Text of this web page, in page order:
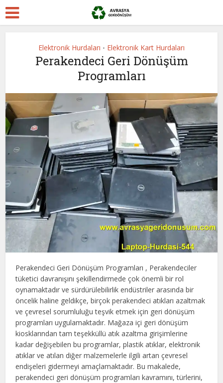
Elektronik Hurdaları • Elektronik Kart Hurdaları
Perakendeci Geri Dönüşüm
Programları
Perakendeci Geri Dönüşüm Programları , Perakendeciler
tüketici davranışını şekillendirmede çok önemli bir rol
oynamaktadır ve sürdürülebilirlik endüstriler arasında bir
öncelik haline geldikçe, birçok perakendeci atıkları azaltmak
ve çevresel sorumluluğu teşvik etmek için geri dönüşüm
programları uygulamaktadır. Mağaza içi geri dönüşüm
kiosklarından tam teşekküllü atık azaltma girişimlerine
kadar değişebilen bu programlar, plastik atıklar, elektronik
atıklar ve atılan diğer malzemelerle ilgili artan çevresel
endişeleri gidermeyi amaçlamaktadır. Bu makalede,
perakendeci geri dönüşüm programları kavramını, türlerini,